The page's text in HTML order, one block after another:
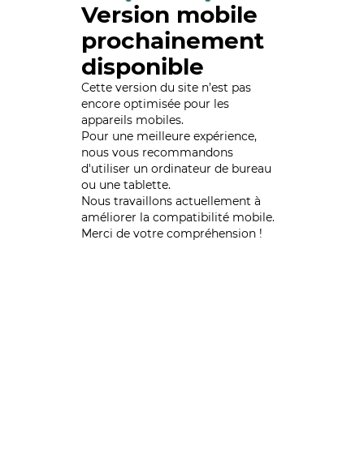
Version mobile
prochainement
disponible
Cette version du site n’est pas
encore optimisée pour les
appareils mobiles.
Pour une meilleure expérience,
nous vous recommandons
d'utiliser un ordinateur de bureau
ou une tablette.
Nous travaillons actuellement à
améliorer la compatibilité mobile.
Merci de votre compréhension !